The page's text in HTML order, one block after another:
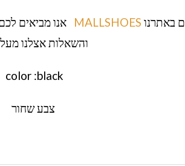
באתרנו MALLSHOES
והשאלות אצלנו
color :black
צבע שחור